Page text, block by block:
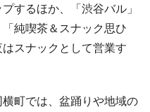
するほか、「渋谷バル」
純喫茶＆スナック思ひ
スナックとして営業す
町では、盆踊りや地域の